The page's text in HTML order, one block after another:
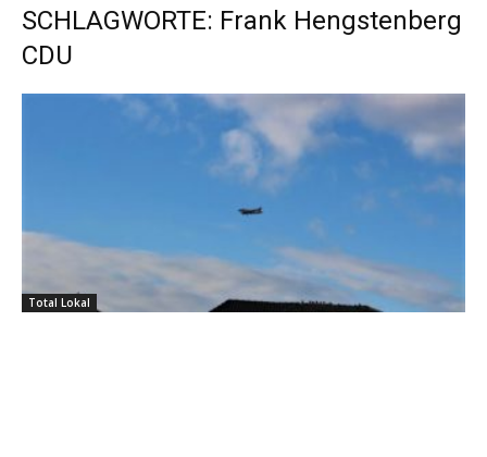
SCHLAGWORTE: Frank Hengstenberg
CDU
Total Lokal